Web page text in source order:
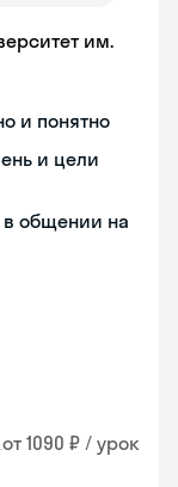
им.
и понятно
и цели
в общении на
от 1090 ₽ / урок